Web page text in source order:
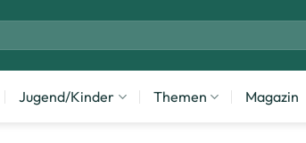
Jugend/Kinder Themen Magazin